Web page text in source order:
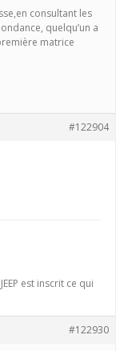
consultant les
quelqu’un a
matrice
#122904
est inscrit ce qui
#122930